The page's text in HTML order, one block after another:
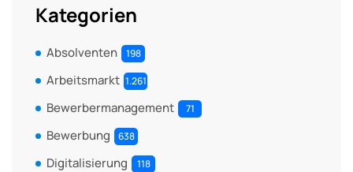
Kategorien
Absolventen 198
Arbeitsmarkt 1.261
Bewerbermanagement 71
Bewerbung 638
Digitalisierung 118